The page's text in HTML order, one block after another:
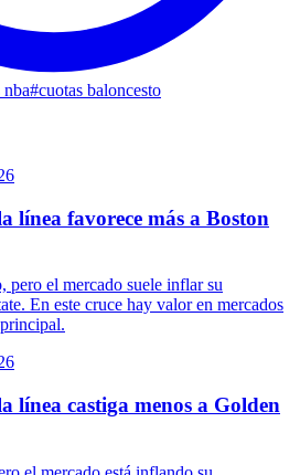
nba#cuotas baloncesto
línea favorece más a Boston
pero el mercado suele inflar su
En este cruce hay valor en mercados
línea castiga menos a Golden